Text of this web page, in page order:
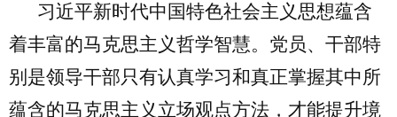
习近平新时代中国特色社会主义思想蕴含
着丰富的马克思主义哲学智慧。党员、干部特
别是领导干部只有认真学习和真正掌握其中所
蕴含的马克思主义立场观点方法，才能提升境